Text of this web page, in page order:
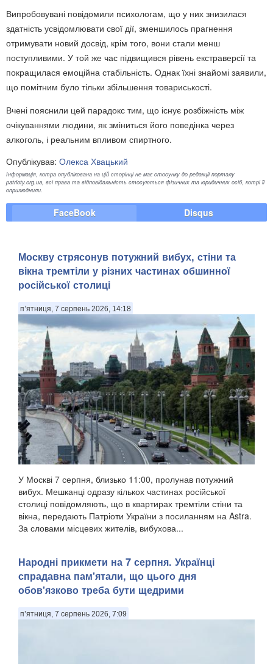
Випробовувані повідомили психологам, що у них знизилася
здатність усвідомлювати свої дії, зменшилось прагнення
отримувати новий досвід, крім того, вони стали менш
поступливими. У той же час підвищився рівень екстраверсії та
покращилася емоційна стабільність. Однак їхні знайомі заявили,
що помітним було тільки збільшення товариськості.
Вчені пояснили цей парадокс тим, що існує розбіжність між
очікуваннями людини, як зміниться його поведінка через
алкоголь, і реальним впливом спиртного.
Опублікував: Олекса Хвацький
Інформація, котра опублікована на цій сторінці не має стосунку до редакції порталу
patrioty.org.ua, всі права та відповідальність стосуються фізичних та юридичних осіб, котрі її
оприлюднили.
FaceBook Disqus
Москву стрясонув потужний вибух, стіни та
вікна тремтіли у різних частинах обшинної
російської столиці
п’ятниця, 7 серпень 2026, 14:18
У Москві 7 серпня, близько 11:00, пролунав потужний
вибух. Мешканці одразу кількох частинах російської
столиці повідомляють, що в квартирах тремтіли стіни та
вікна, передають Патріоти України з посиланням на Astra.
За словами місцевих жителів, вибухова...
Народні прикмети на 7 серпня. Українці
спрадавна пам'ятали, що цього дня
обов'язково треба бути щедрими
п’ятниця, 7 серпень 2026, 7:09